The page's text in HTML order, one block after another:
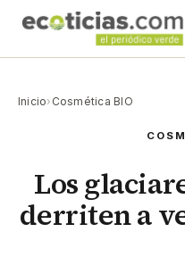
Inicio› Cosmética BIO
Los
derriten a